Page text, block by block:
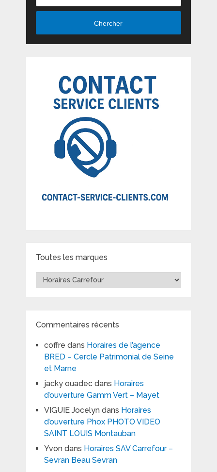
Chercher
Toutes les marques
Toutes
les
Commentaires récents
coffre dans Horaires de l’agence
BRED – Cercle Patrimonial de Seine
et Marne
jacky ouadecdans Horaires
d’ouverture Gamm Vert – Mayet
VIGUIE Jocelyndans Horaires
d’ouverture Phox PHOTO VIDEO
SAINT LOUIS Montauban
Yvondans Horaires SAV Carrefour –
Sevran Beau Sevran